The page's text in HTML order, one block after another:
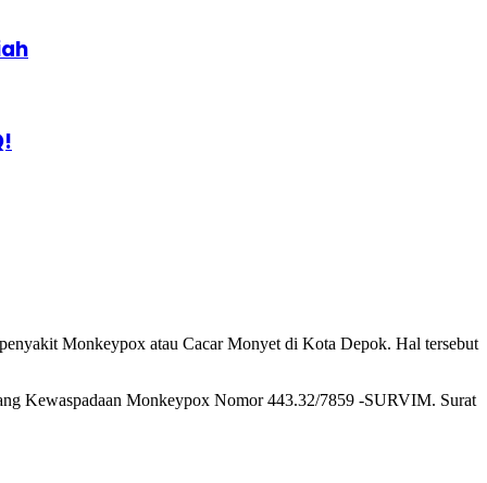
Monkeypox atau Cacar Monyet di Kota Depok. Hal tersebut
Kewaspadaan Monkeypox Nomor 443.32/7859 -SURVIM. Surat